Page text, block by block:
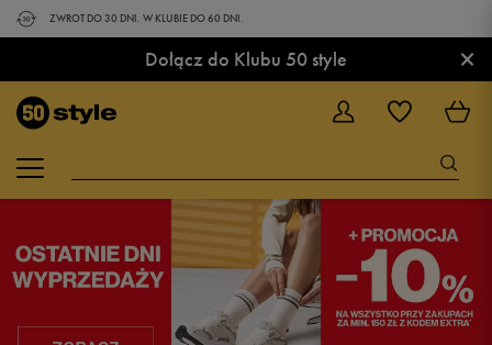
ZWROT DO 30 DNI. W KLUBIE DO 60 DNI.
Dołącz do Klubu 50 style ×